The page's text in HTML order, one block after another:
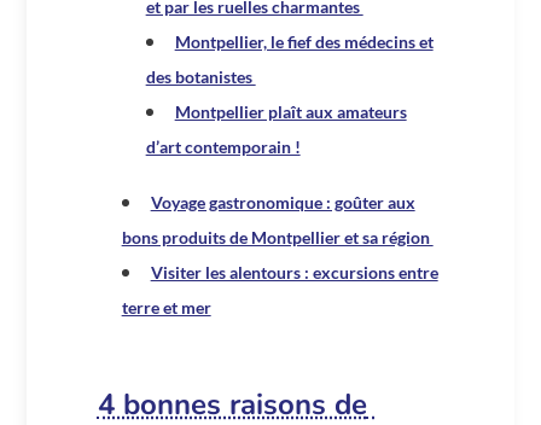
et par les ruelles charmantes
Montpellier, le fief des médecins et
des botanistes
Montpellier plaît aux amateurs
d’art contemporain !
Voyage gastronomique : goûter aux
bons produits de Montpellier et sa région
Visiter les alentours : excursions entre
terre et mer
4 bonnes raisons de